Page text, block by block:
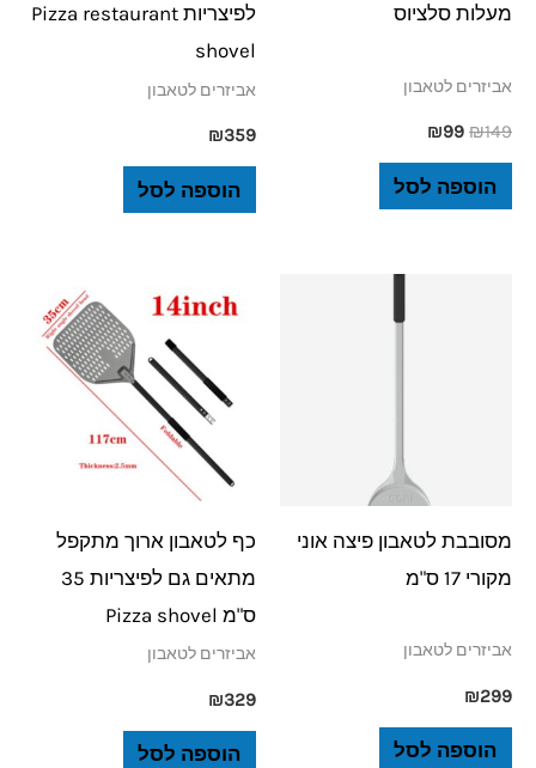
מעלות סלציוס
אביזרים לטאבון
₪149
₪99
הוספה לסל
לפיצריות Pizza restaurant
shovel
אביזרים לטאבון
₪359
הוספה לסל
מסובבת לטאבון פיצה אוני
מקורי 17 ס"מ
אביזרים לטאבון
₪299
הוספה לסל
כף לטאבון ארוך מתקפל
מתאים גם לפיצריות 35
ס"מ Pizza shovel
אביזרים לטאבון
₪329
הוספה לסל